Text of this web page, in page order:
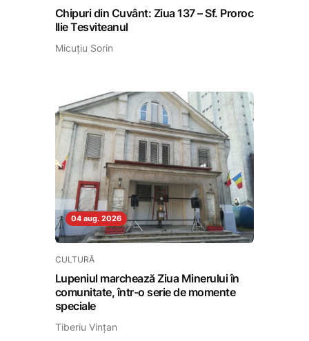
Chipuri din Cuvânt: Ziua 137 – Sf. Proroc
Ilie Tesviteanul
Micuțiu Sorin
04 aug. 2026
CULTURĂ
Lupeniul marchează Ziua Minerului în
comunitate, într-o serie de momente
speciale
Tiberiu Vințan